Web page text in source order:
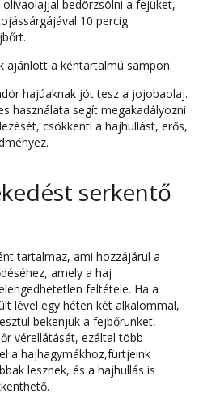
bedörzsölni a fejüket,
10 percig
ajánlott a kéntartalmú sampon.
hajúaknak jót tesz a jojobaolaj.
használata segít megakadályozni
csökkenti a hajhullást, erős,
serkentő
tartalmaz, ami hozzájárul a
amely a haj
feltétele. Ha a
lével egy héten két alkalommal,
bekenjük a fejbőrünket,
vérellátását, ezáltal több
a hajhagymákhoz,fürtjeink
lesznek, és a hajhullás is